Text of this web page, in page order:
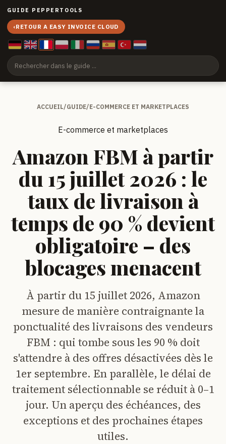
GUIDE PEPPERTOOLS
‹RETOUR A EASY INVOICE CLOUD
ACCUEIL/GUIDE/E-COMMERCE ET MARKETPLACES
E-commerce et marketplaces
Amazon FBM à partir
du 15 juillet 2026 : le
taux de livraison à
temps de 90 % devient
obligatoire – des
blocages menacent
À partir du 15 juillet 2026, Amazon
mesure de manière contraignante la
ponctualité des livraisons des vendeurs
FBM : qui tombe sous les 90 % doit
s'attendre à des offres désactivées dès le
1er septembre. En parallèle, le délai de
traitement sélectionnable se réduit à 0–1
jour. Un aperçu des échéances, des
exceptions et des prochaines étapes
utiles.